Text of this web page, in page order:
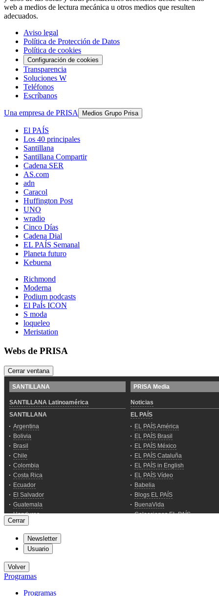
web a medios de lectura mecánica u otros medios que resulten
adecuados.
Aviso legal
Política de Protección de Datos
Política de cookies
Configuración de cookies
Transparencia
Soluciones W
Teléfonos
Escríbanos
Una empresa de PRISA Medios Grupo Prisa
El PAÍS
Los 40 principales
Santillana
Santillana Compartir
Cadena SER
AS.com
adn
Caracol
Huffington Post
UNO
wradio
Cinco Días
Cadena Dial
EL PAÍS Semanal
Planeta futuro
Kebuena
Richmond
Moderna
Podium podcasts
El PaÍs ICON
S moda
loqueleo
Meristation
Webs de PRISA
Cerrar ventana
Cerrar
Newsletter
Usuario
Volver
Programas
Programas